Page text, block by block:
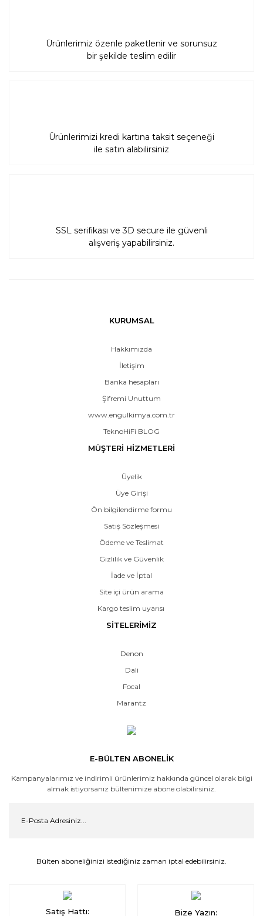
Ürünlerimiz özenle paketlenir ve sorunsuz
bir şekilde teslim edilir
Ürünlerimizi kredi kartına taksit seçeneği
ile satın alabilirsiniz
SSL serifikası ve 3D secure ile güvenli
alışveriş yapabilirsiniz.
KURUMSAL
Hakkımızda
İletişim
Banka hesapları
Şifremi Unuttum
www.engulkimya.com.tr
TeknoHiFi BLOG
MÜŞTERİ HİZMETLERİ
Üyelik
Üye Girişi
Ön bilgilendirme formu
Satış Sözleşmesi
Ödeme ve Teslimat
Gizlilik ve Güvenlik
İade ve İptal
Site içi ürün arama
Kargo teslim uyarısı
SİTELERİMİZ
Denon
Dali
Focal
Marantz
E-BÜLTEN ABONELİK
Kampanyalarımız ve indirimli ürünlerimiz hakkında güncel olarak bilgi
almak istiyorsanız bültenimize abone olabilirsiniz.
Bülten aboneliğinizi istediğiniz zaman iptal edebilirsiniz.
Satış Hattı: Bize Yazın: